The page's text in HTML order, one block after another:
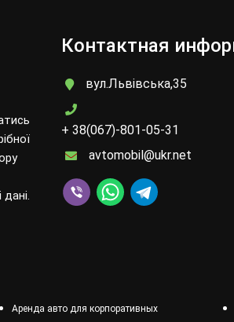
Контактная
вул.Львівська,35
+ 38(067)-801-05-31
avtomobil@ukr.net
Аренда авто для корпоративных